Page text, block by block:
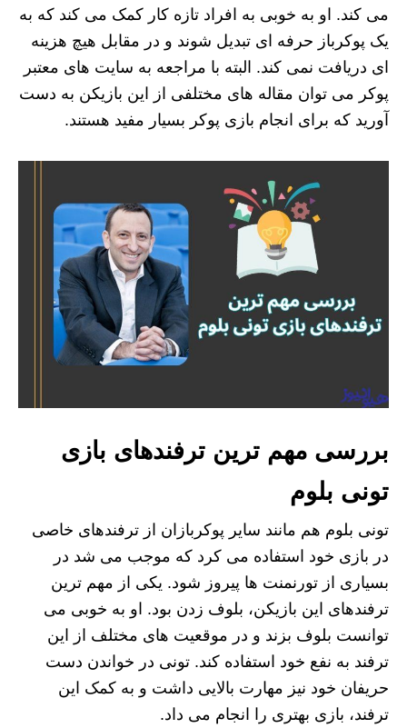
می کند. او به خوبی به افراد تازه کار کمک می کند که به
یک پوکرباز حرفه ای تبدیل شوند و در مقابل هیچ هزینه
ای دریافت نمی کند. البته با مراجعه به سایت های معتبر
پوکر می توان مقاله های مختلفی از این بازیکن به دست
آورید که برای انجام بازی پوکر بسیار مفید هستند.
بررسی مهم ترین ترفندهای بازی
تونی بلوم
تونی بلوم هم مانند سایر پوکربازان از ترفندهای خاصی
در بازی خود استفاده می کرد که موجب می شد در
بسیاری از تورنمنت ها پیروز شود. یکی از مهم ترین
ترفندهای این بازیکن، بلوف زدن بود. او به خوبی می
توانست بلوف بزند و در موقعیت های مختلف از این
ترفند به نفع خود استفاده کند. تونی در خواندن دست
حریفان خود نیز مهارت بالایی داشت و به کمک این
ترفند، بازی بهتری را انجام می داد.